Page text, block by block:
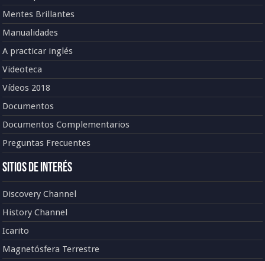
Mentes Brillantes
Manualidades
A practicar inglés
Videoteca
Vídeos 2018
Documentos
Documentos Complementarios
Preguntas Frecuentes
Sitios de Interés
Discovery Channel
History Channel
Icarito
Magnetósfera Terrestre